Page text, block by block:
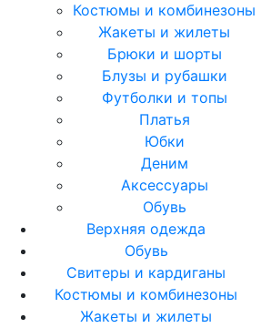
Костюмы и комбинезоны
Жакеты и жилеты
Брюки и шорты
Блузы и рубашки
Футболки и топы
Платья
Юбки
Деним
Аксессуары
Обувь
Верхняя одежда
Обувь
Свитеры и кардиганы
Костюмы и комбинезоны
Жакеты и жилеты